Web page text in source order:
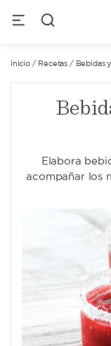
Inicio/ Recetas / Bebidas
Elabora
acompañar los